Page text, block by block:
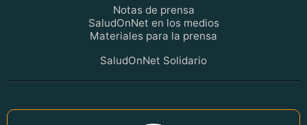
Notas de prensa
SaludOnNet en los medios
Materiales para la prensa
SaludOnNet Solidario